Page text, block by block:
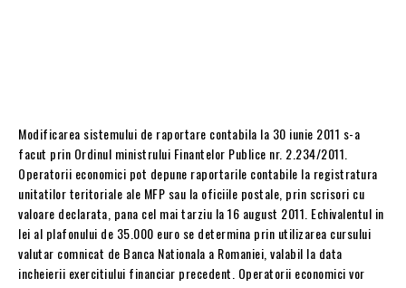
Modificarea sistemului de raportare contabila la 30 iunie 2011 s-a
facut prin Ordinul ministrului Finantelor Publice nr. 2.234/2011.
Operatorii economici pot depune raportarile contabile la registratura
unitatilor teritoriale ale MFP sau la oficiile postale, prin scrisori cu
valoare declarata, pana cel mai tarziu la 16 august 2011. Echivalentul in
lei al plafonului de 35.000 euro se determina prin utilizarea cursului
valutar comnicat de Banca Nationala a Romaniei, valabil la data
incheierii exercitiului financiar precedent. Operatorii economici vor